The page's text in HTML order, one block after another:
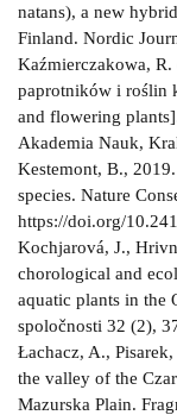
natans), a new
Finland. Nordic
Kaźmierczakowa, R.
paprotników i roślin
and flowering
Akademia Nauk,
Kestemont, B.,
species. Nature
https://doi.org/
Kochjarová, J.,
chorological and
aquatic plants in the
spoločnosti 32 (2),
Łachacz, A.,
the valley of the
Mazurska Plain.